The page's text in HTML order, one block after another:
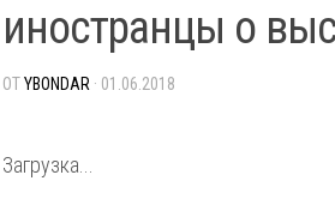
иностранцы о
ОТYBONDAR · 01.06.2018
Загрузка...